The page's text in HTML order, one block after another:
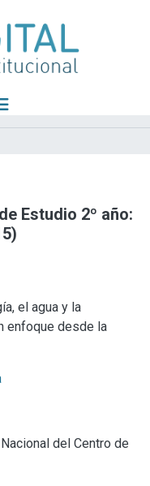
Estudio 2º año:
el agua y la
enfoque desde la
del Centro de